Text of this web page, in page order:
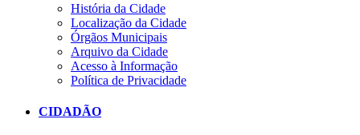
História da Cidade
Localização da Cidade
Órgãos Municipais
Arquivo da Cidade
Acesso à Informação
Política de Privacidade
CIDADÃO